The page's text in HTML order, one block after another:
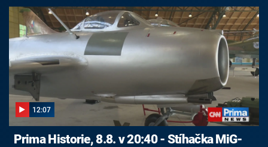
12:07
Prima Historie, 8.8. v 20:40 - Stíhačka MiG-